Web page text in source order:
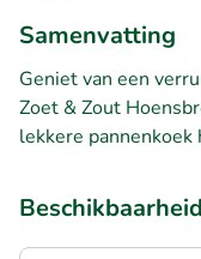
Samenvatting
Geniet van een
Zoet & Zout
lekkere
Beschikbaarheid